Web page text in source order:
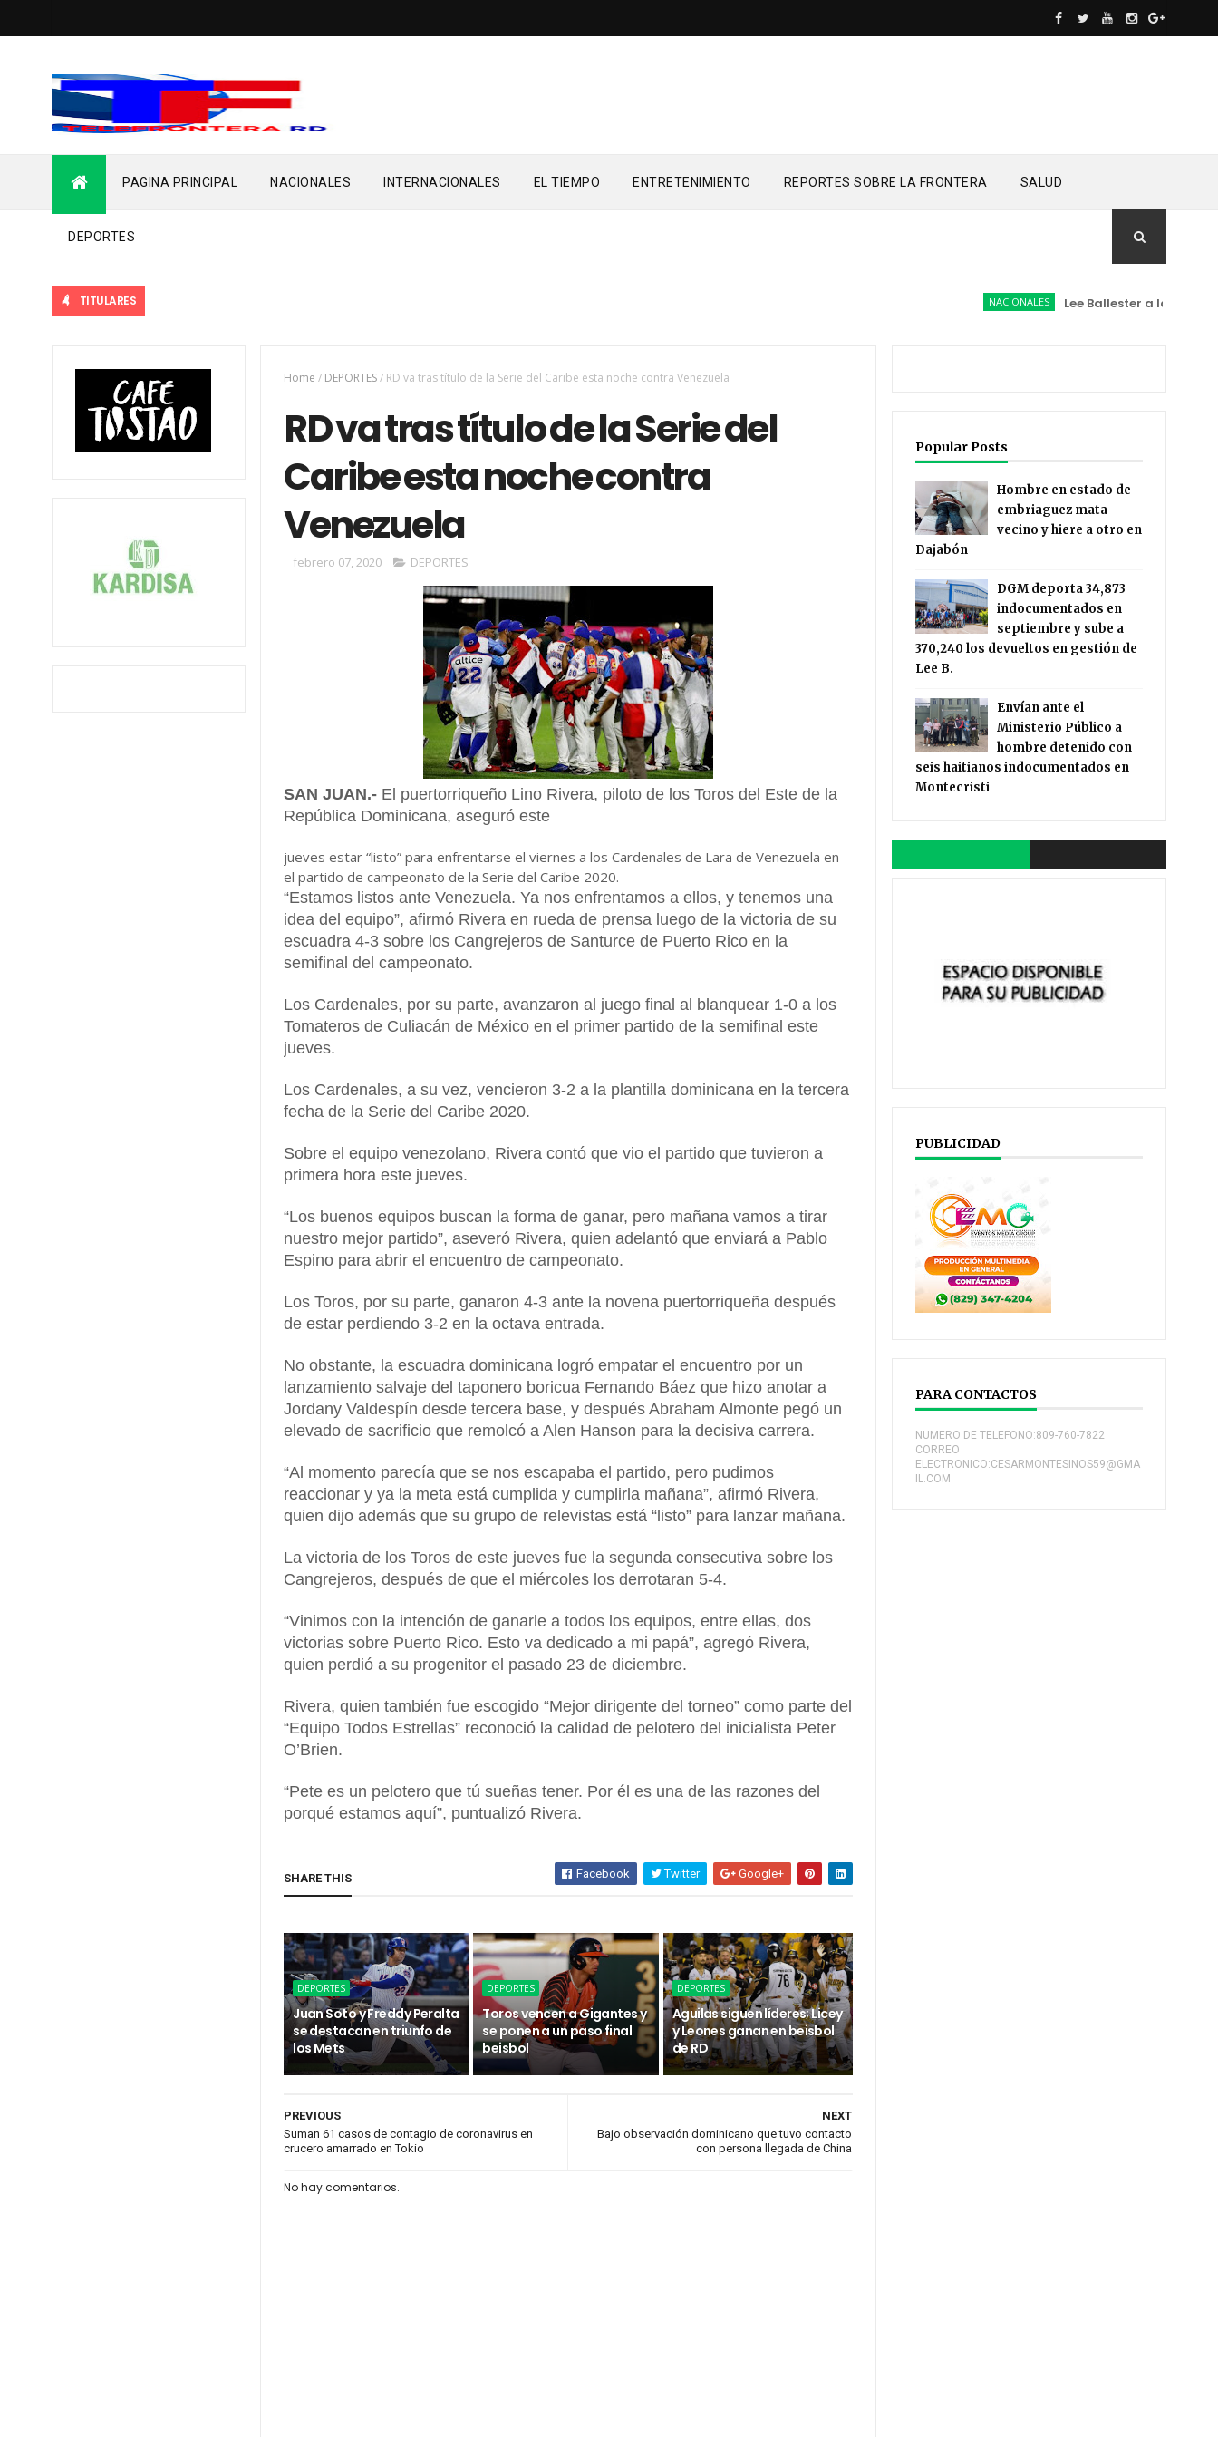
PAGINA PRINCIPAL NACIONALES INTERNACIONALES EL TIEMPO ENTRETENIMIENTO REPORTES SOBRE LA FRONTERA SALUD
DEPORTES
TITULARES NACIONALES Lee Ballester a los que se
Home / DEPORTES/ RD va tras título de la Serie del Caribe esta noche contra Venezuela
RD va tras título de la Serie del
Caribe esta noche contra
Venezuela
febrero 07, 2020 DEPORTES
SAN JUAN.- El puertorriqueño Lino Rivera, piloto de los Toros del Este de la
República Dominicana, aseguró este
jueves estar “listo” para enfrentarse el viernes a los Cardenales de Lara de Venezuela en
el partido de campeonato de la Serie del Caribe 2020.
“Estamos listos ante Venezuela. Ya nos enfrentamos a ellos, y tenemos una
idea del equipo”, afirmó Rivera en rueda de prensa luego de la victoria de su
escuadra 4-3 sobre los Cangrejeros de Santurce de Puerto Rico en la
semifinal del campeonato.
Los Cardenales, por su parte, avanzaron al juego final al blanquear 1-0 a los
Tomateros de Culiacán de México en el primer partido de la semifinal este
jueves.
Los Cardenales, a su vez, vencieron 3-2 a la plantilla dominicana en la tercera
fecha de la Serie del Caribe 2020.
Sobre el equipo venezolano, Rivera contó que vio el partido que tuvieron a
primera hora este jueves.
“Los buenos equipos buscan la forma de ganar, pero mañana vamos a tirar
nuestro mejor partido”, aseveró Rivera, quien adelantó que enviará a Pablo
Espino para abrir el encuentro de campeonato.
Los Toros, por su parte, ganaron 4-3 ante la novena puertorriqueña después
de estar perdiendo 3-2 en la octava entrada.
No obstante, la escuadra dominicana logró empatar el encuentro por un
lanzamiento salvaje del taponero boricua Fernando Báez que hizo anotar a
Jordany Valdespín desde tercera base, y después Abraham Almonte pegó un
elevado de sacrificio que remolcó a Alen Hanson para la decisiva carrera.
“Al momento parecía que se nos escapaba el partido, pero pudimos
reaccionar y ya la meta está cumplida y cumplirla mañana”, afirmó Rivera,
quien dijo además que su grupo de relevistas está “listo” para lanzar mañana.
La victoria de los Toros de este jueves fue la segunda consecutiva sobre los
Cangrejeros, después de que el miércoles los derrotaran 5-4.
“Vinimos con la intención de ganarle a todos los equipos, entre ellas, dos
victorias sobre Puerto Rico. Esto va dedicado a mi papá”, agregó Rivera,
quien perdió a su progenitor el pasado 23 de diciembre.
Rivera, quien también fue escogido “Mejor dirigente del torneo” como parte del
“Equipo Todos Estrellas” reconoció la calidad de pelotero del inicialista Peter
O’Brien.
“Pete es un pelotero que tú sueñas tener. Por él es una de las razones del
porqué estamos aquí”, puntualizó Rivera.
SHARE THIS Facebook Twitter Google+
DEPORTES
Juan Soto y Freddy Peralta
se destacan en triunfo de
los Mets
DEPORTES
Toros vencen a Gigantes y
se ponen a un paso final
beisbol
DEPORTES
Aguilas siguen líderes; Licey
y Leones ganan en beisbol
de RD
NEXT
Bajo observación dominicano que tuvo contacto
con persona llegada de China
PREVIOUS
Suman 61 casos de contagio de coronavirus en
crucero amarrado en Tokio
No hay comentarios.
Popular Posts
Hombre en estado de
embriaguez mata
vecino y hiere a otro en
Dajabón
DGM deporta 34,873
indocumentados en
septiembre y sube a
370,240 los devueltos en gestión de
Lee B.
Envían ante el
Ministerio Público a
hombre detenido con
seis haitianos indocumentados en
Montecristi
PUBLICIDAD
PARA CONTACTOS
NUMERO DE TELEFONO:809-760-7822
CORREO
ELECTRONICO:CESARMONTESINOS59@GMA
IL.COM